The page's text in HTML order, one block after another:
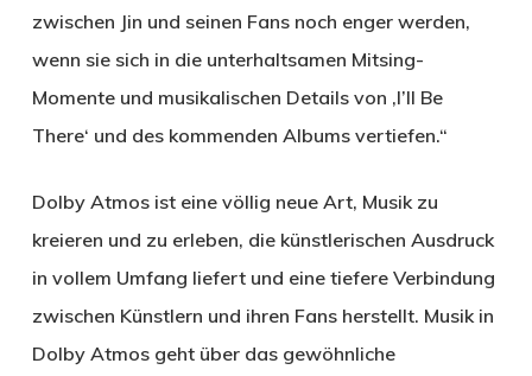
zwischen Jin und seinen Fans noch enger werden,
wenn sie sich in die unterhaltsamen Mitsing-
Momente und musikalischen Details von ‚I’ll Be
There‘ und des kommenden Albums vertiefen.“
Dolby Atmos ist eine völlig neue Art, Musik zu
kreieren und zu erleben, die künstlerischen Ausdruck
in vollem Umfang liefert und eine tiefere Verbindung
zwischen Künstlern und ihren Fans herstellt. Musik in
Dolby Atmos geht über das gewöhnliche